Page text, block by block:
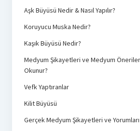
Aşk Büyüsü Nedir & Nasıl Yapılır?
Koruyucu Muska Nedir?
Kaşık Büyüsü Nedir?
Medyum Şikayetleri ve Medyum
Okunur?
Vefk Yaptıranlar
Kilit Büyüsü
Gerçek Medyum Şikayetleri ve Yorumları